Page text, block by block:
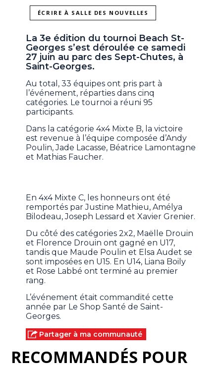
ÉCRIRE À SALLE DES NOUVELLES
La 3e édition du tournoi Beach St-
Georges s’est déroulée ce samedi
27 juin au parc des Sept-Chutes, à
Saint-Georges.
Au total, 33 équipes ont pris part à
l’événement, réparties dans cinq
catégories. Le tournoi a réuni 95
participants.
Dans la catégorie 4x4 Mixte B, la victoire
est revenue à l’équipe composée d’Andy
Poulin, Jade Lacasse, Béatrice Lamontagne
et Mathias Faucher.
En 4x4 Mixte C, les honneurs ont été
remportés par Justine Mathieu, Amélya
Bilodeau, Joseph Lessard et Xavier Grenier.
Du côté des catégories 2x2, Maëlle Drouin
et Florence Drouin ont gagné en U17,
tandis que Maude Poulin et Elsa Audet se
sont imposées en U15. En U14, Liana Boily
et Rose Labbé ont terminé au premier
rang.
L’événement était commandité cette
année par Le Shop Santé de Saint-
Georges.
Partager à ma communauté
RECOMMANDÉS POUR